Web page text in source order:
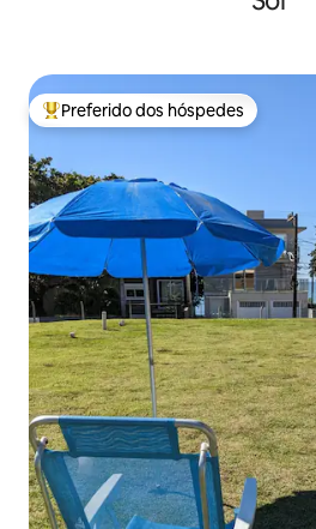
Entre os melhores preferidos dos
Preferido dos hóspedes